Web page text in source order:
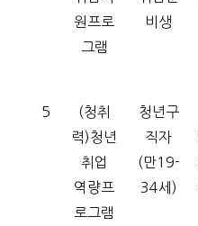
원프로
그램
비생
5
(청취
력)청년
취업
역량프
로그램
청년구
직자
(만19-
34세)